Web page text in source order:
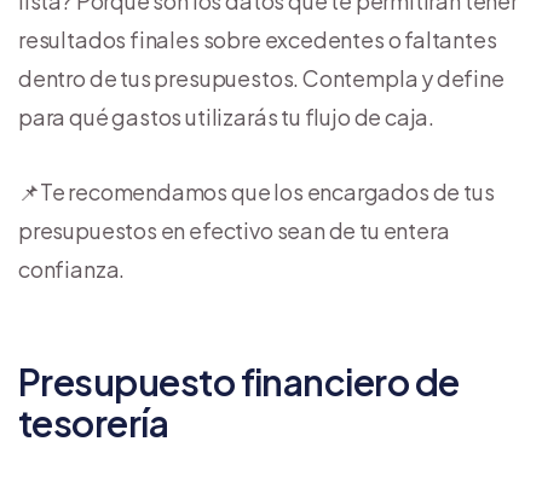
resultados finales sobre excedentes o faltantes
dentro de tus presupuestos. Contempla y define
para qué gastos utilizarás tu flujo de caja.
📌Te recomendamos que los encargados de tus
presupuestos en efectivo sean de tu entera
confianza.
Presupuesto financiero de
tesorería